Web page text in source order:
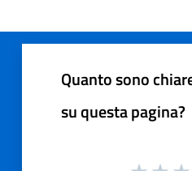
Quanto sono
su questa pagina?